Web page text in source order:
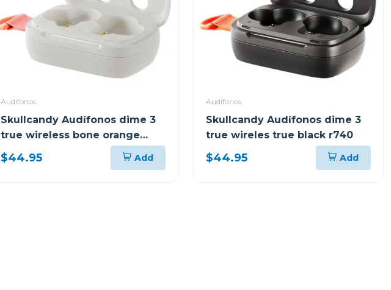
Audifonos
Skullcandy Audífonos dime 3
true wireless bone orange
glow r951
$44.95 Add
Audifonos
Skullcandy Audífonos dime 3
true wireles true black r740
$44.95 Add